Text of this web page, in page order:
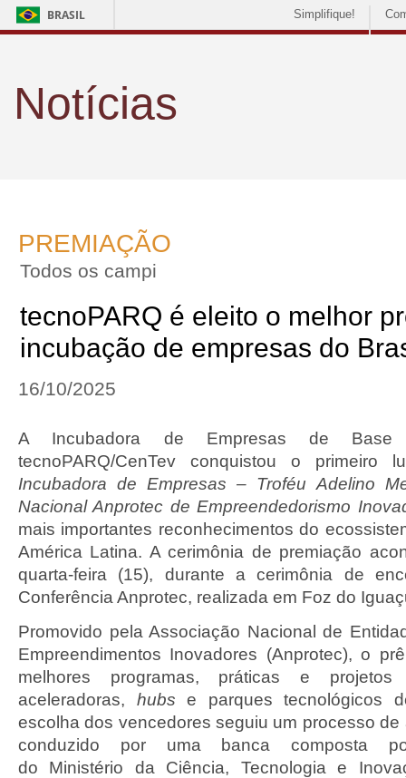
BRASIL Simplifique!
Notícias
PREMIAÇÃO
Todos os campi
tecnoPARQ é eleito o melhor
incubação de empresas do
16/10/2025
A Incubadora de Empresas de Base
tecnoPARQ/CenTev conquistou o primeiro
Incubadora de Empresas – Troféu Adelino
Nacional Anprotec de Empreendedorismo
mais importantes reconhecimentos do
América Latina. A cerimônia de premiação
quarta-feira (15), durante a cerimônia de
Conferência Anprotec, realizada em Foz do
Promovido pela Associação Nacional de
Empreendimentos Inovadores (Anprotec), o
melhores programas, práticas e projetos
aceleradoras, hubs e parques tecnológicos
escolha dos vencedores seguiu um processo de
conduzido por uma banca composta
do Ministério da Ciência, Tecnologia e